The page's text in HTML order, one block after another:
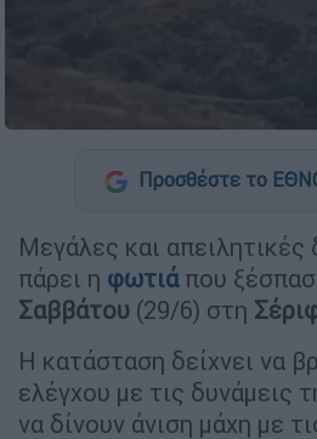
Προσθέστε το
Μεγάλες και απειλητικές
πάρει η φωτιά που
Σαββάτου (29/6) στη
Η κατάσταση δείχνει να
ελέγχου με τις δυνάμεις
να δίνουν άνιση μάχη με